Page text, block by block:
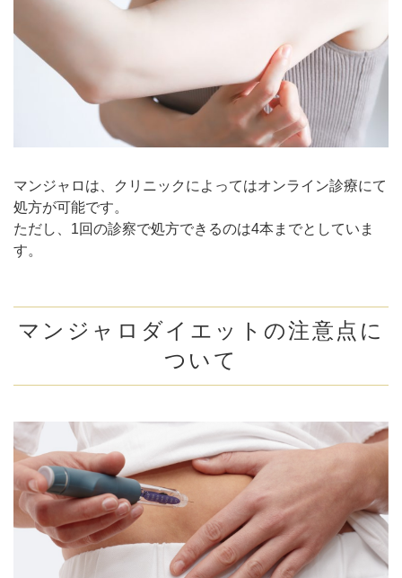
マンジャロは、クリニックによってはオンライン診療にて
処方が可能です。
ただし、1回の診察で処方できるのは4本までとしていま
す。
マンジャロダイエットの注意点に
ついて